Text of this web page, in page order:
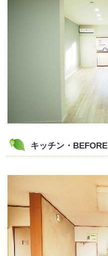
キッチン・BEFORE